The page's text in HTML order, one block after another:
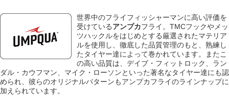
世界中のフライフィッシャーマンに高い評価を
受けているアンプカフライ。TMCフックやメッ
ツハックルをはじめとする厳選されたマテリア
ルを使用し、徹底した品質管理のもと、熟練し
たタイヤー達によって巻かれています。またこ
の高い品質は、デイブ・フィットロック、ラン
ダル・カウフマン、マイク・ローソンといった著名なタイヤー達にも認
められ、彼らのオリジナルパターンもアンプカフライのラインナップに
加えられています。